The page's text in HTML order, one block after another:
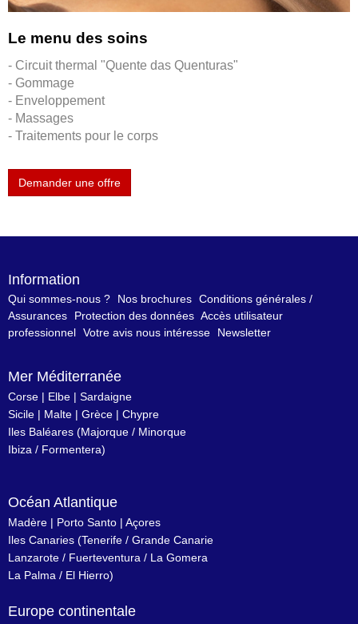
Le menu des soins
- Circuit thermal "Quente das Quenturas"
- Gommage
- Enveloppement
- Massages
- Traitements pour le corps
Demander une offre
Information
Qui sommes-nous ? Nos brochures Conditions générales /
Assurances
Protection des données Accès utilisateur
professionnel Votre avis nous intéresse Newsletter
Mer Méditerranée
Corse | Elbe | Sardaigne
Sicile | Malte | Grèce | Chypre
Iles Baléares (Majorque / Minorque
Ibiza / Formentera)
Océan Atlantique
Madère | Porto Santo | Açores
Iles Canaries (Tenerife / Grande Canarie
Lanzarote / Fuerteventura / La Gomera
La Palma / El Hierro)
Europe continentale